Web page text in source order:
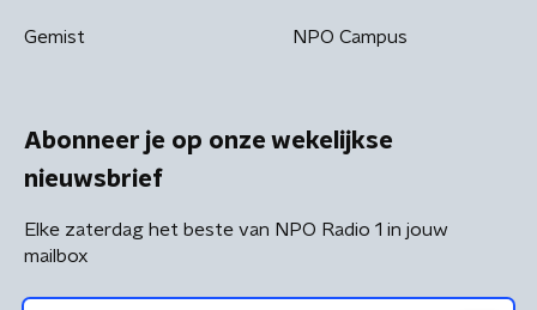
Gemist NPO Campus
Abonneer je op onze wekelijkse
nieuwsbrief
Elke zaterdag het beste van NPO Radio 1 in jouw
mailbox